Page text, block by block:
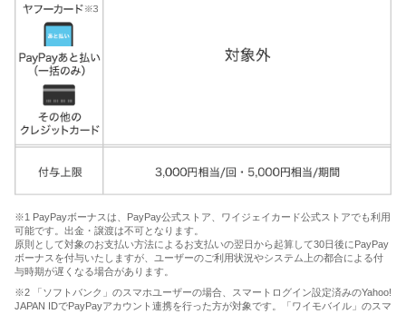
※1 PayPayボーナスは、PayPay公式ストア、ワイジェイカード公式ストアでも利用
可能です。出金・譲渡は不可となります。
原則として対象のお支払い方法によるお支払いの翌日から起算して30日後にPayPay
ボーナスを付与いたしますが、ユーザーのご利用状況やシステム上の都合による付
与時期が遅くなる場合があります。
※2 「ソフトバンク」のスマホユーザーの場合、スマートログイン設定済みのYahoo!
JAPAN IDでPayPayアカウント連携を行った方が対象です。「ワイモバイル」のスマ